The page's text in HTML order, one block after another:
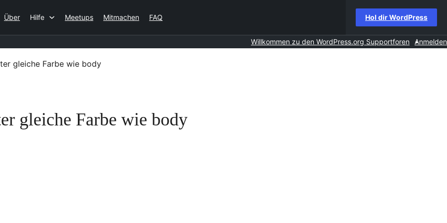
Über Hilfe Meetups Mitmachen FAQ Hol dir WordPress
Willkommen zu den WordPress.org Supportforen Anmelden
gleiche Farbe wie body
gleiche Farbe wie body